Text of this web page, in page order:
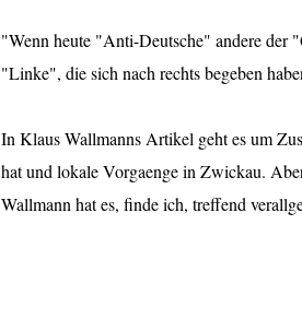
"Wenn heute "Anti-Deutsche" andere der
"Linke", die sich nach rechts begeben
In Klaus Wallmanns Artikel geht es um
hat und lokale Vorgaenge in Zwickau.
Wallmann hat es, finde ich, treffend